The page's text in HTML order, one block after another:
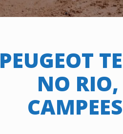
PEUGEOT
NO